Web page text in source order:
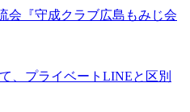
会『守成クラブ広島もみじ会
、プライベートLINEと区別